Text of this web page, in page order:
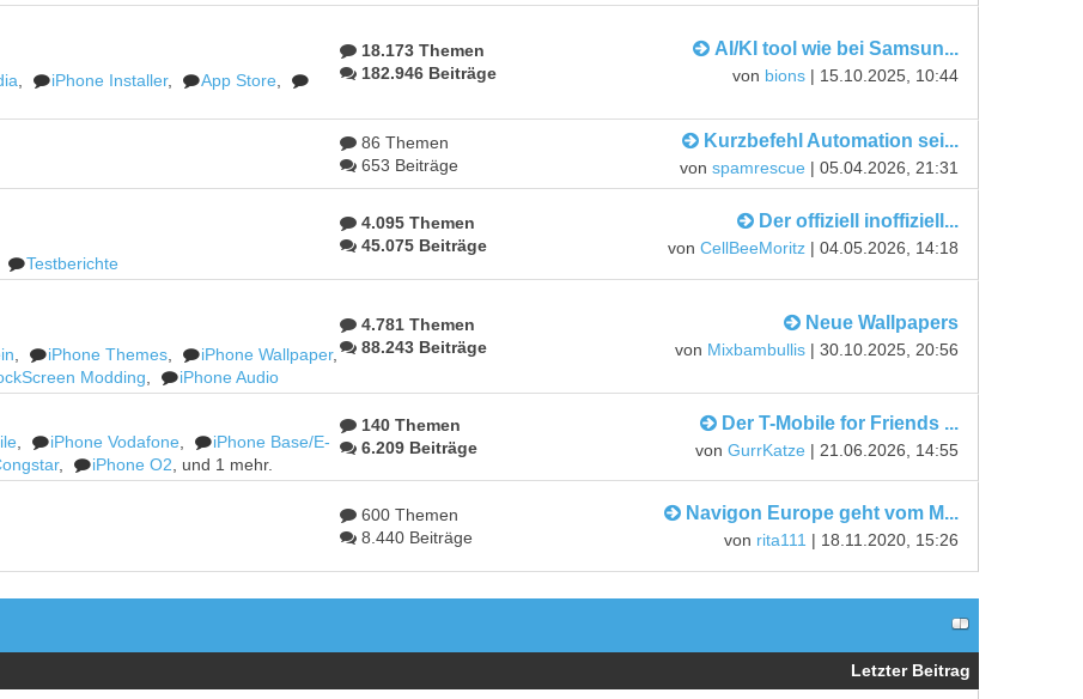
iPhone Installer, App Store
18.173 Themen
182.946 Beiträge
AI/KI tool wie bei Samsun...
von bions | 15.10.2025, 10:44
86 Themen
653 Beiträge
Kurzbefehl Automation sei...
vonspamrescue | 05.04.2026, 21:31
Testberichte
4.095 Themen
45.075 Beiträge
Der offiziell inoffiziell...
vonCellBeeMoritz | 04.05.2026, 14:18
iPhone Themes iPhone Wallpaper,
Modding iPhone Audio
4.781 Themen
88.243 Beiträge
Neue Wallpapers
von Mixbambullis | 30.10.2025, 20:56
iPhone Vodafone
iPhone Base/E-
, iPhone O2 , und 1 mehr.
140 Themen
6.209 Beiträge
Der T-Mobile for Friends ...
vonGurrKatze | 21.06.2026, 14:55
600 Themen
8.440 Beiträge
Navigon Europe geht vom M...
von rita111 | 18.11.2020, 15:26
Letzter Beitrag